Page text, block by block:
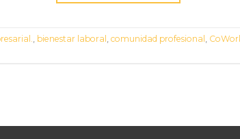
bienestar laboral comunidad profesional